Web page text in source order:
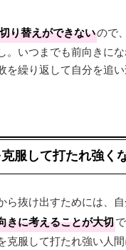
り替えができないので
。いつまでも前向きに
を繰り返して自分を追
服して打たれ強く
ら抜け出すためには、
きに考えることが大切
克服して打たれ強い人